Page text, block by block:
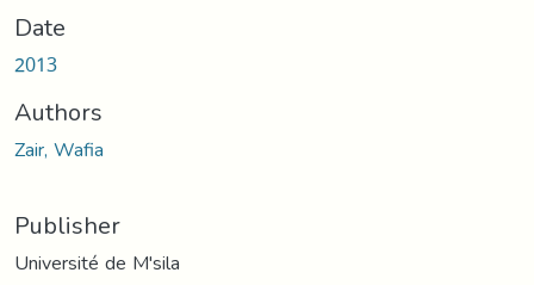
Date
2013
Authors
Zair, Wafia
Publisher
Université de M'sila